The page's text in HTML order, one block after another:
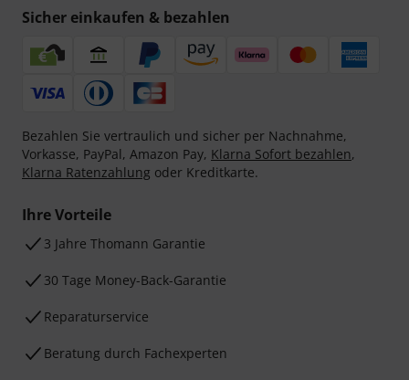
Sicher einkaufen & bezahlen
Bezahlen Sie vertraulich und sicher per Nachnahme,
Vorkasse, PayPal, Amazon Pay, Klarna Sofort bezahlen,
Klarna Ratenzahlung oder Kreditkarte.
Ihre Vorteile
3 Jahre Thomann Garantie
30 Tage Money-Back-Garantie
Reparaturservice
Beratung durch Fachexperten